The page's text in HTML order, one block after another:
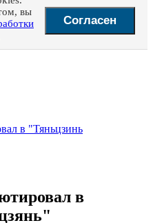
вы
Согласен
в "Тяньцзинь
в